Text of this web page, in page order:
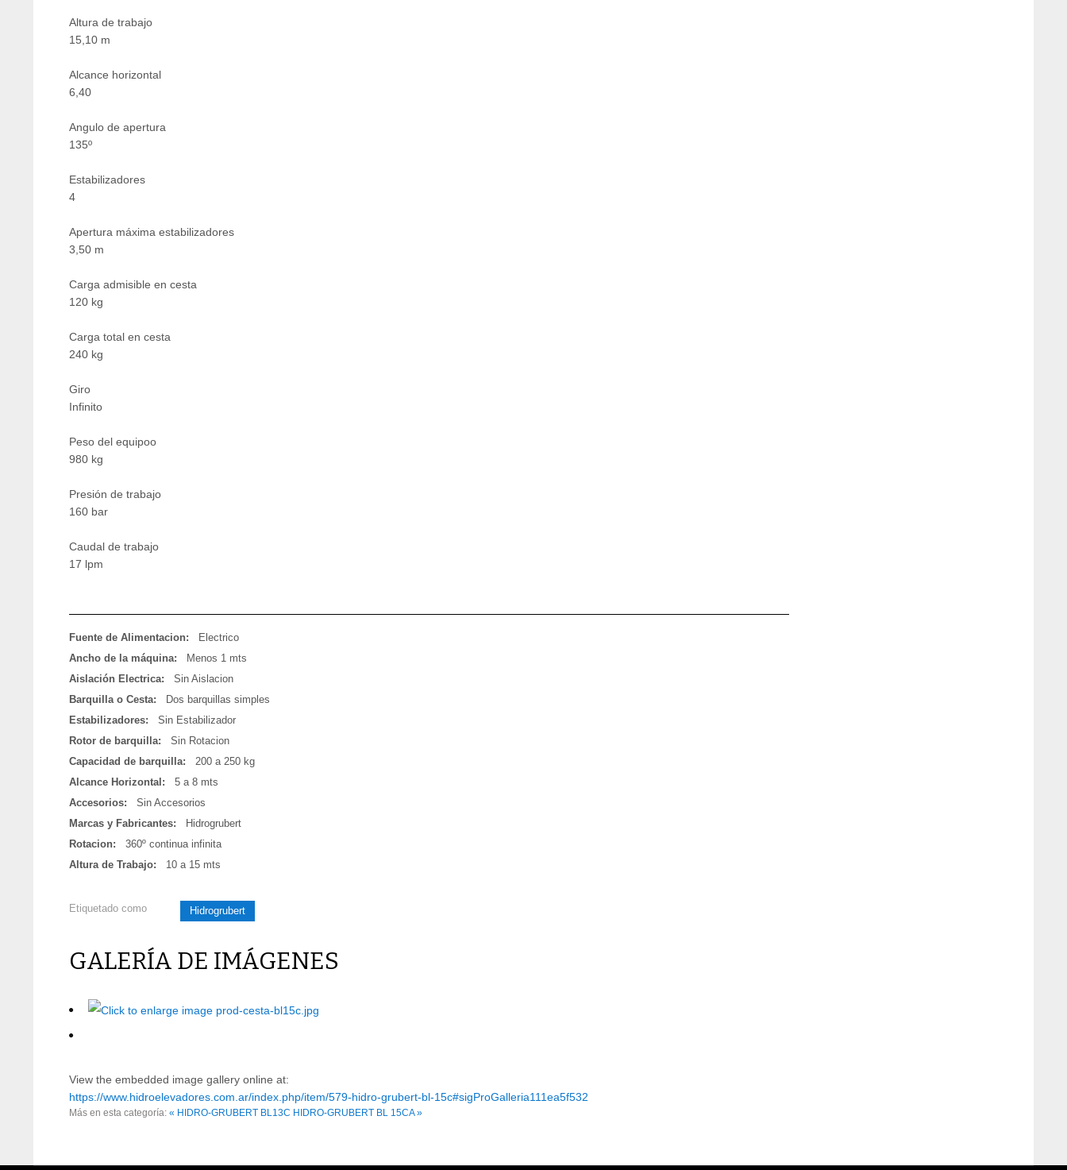
Altura de trabajo
15,10 m
Alcance horizontal
6,40
Angulo de apertura
135º
Estabilizadores
4
Apertura máxima estabilizadores
3,50 m
Carga admisible en cesta
120 kg
Carga total en cesta
240 kg
Giro
Infinito
Peso del equipoo
980 kg
Presión de trabajo
160 bar
Caudal de trabajo
17 lpm
Fuente de Alimentacion:
Electrico
Ancho de la máquina:
Menos 1 mts
Aislación Electrica:
Sin Aislacion
Barquilla o Cesta:
Dos barquillas simples
Estabilizadores:
Sin Estabilizador
Rotor de barquilla:
Sin Rotacion
Capacidad de barquilla:
200 a 250 kg
Alcance Horizontal:
5 a 8 mts
Accesorios:
Sin Accesorios
Marcas y Fabricantes:
Hidrogrubert
Rotacion:
360º continua infinita
Altura de Trabajo:
10 a 15 mts
Etiquetado como Hidrogrubert
GALERÍA DE IMÁGENES
View the embedded image gallery online at:
https://www.hidroelevadores.com.ar/index.php/item/579-hidro-grubert-bl-15c#sigProGalleria111ea5f532
Más en esta categoría: « HIDRO-GRUBERT BL13C HIDRO-GRUBERT BL 15CA »